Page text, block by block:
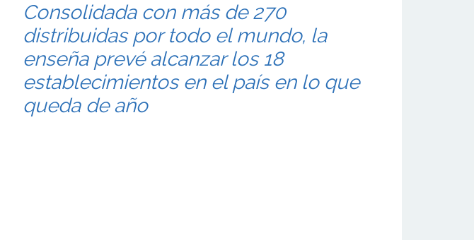
Consolidada con más de 270
distribuidas por todo el mundo, la
enseña prevé alcanzar los 18
establecimientos en el país en lo que
queda de año